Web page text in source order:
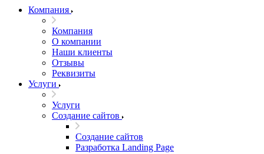
Компания
Компания
О компании
Наши клиенты
Отзывы
Реквизиты
Услуги
Услуги
Создание сайтов
Создание сайтов
Разработка Landing Page